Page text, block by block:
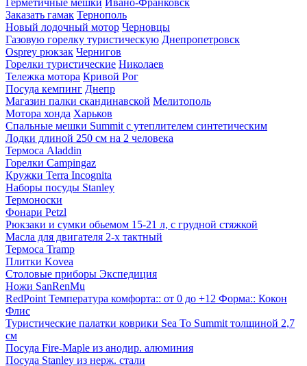
Заказать гамак Тернополь
Новый лодочный мотор Черновцы
Газовую горелку туристическую Днепропетровск
Osprey рюкзак Чернигов
Горелки туристические Николаев
Тележка мотора Кривой Рог
Посуда кемпинг Днепр
Магазин палки скандинавской Мелитополь
Мотора хонда Харьков
Спальные мешки Summit с утеплителем синтетическим
Лодки длиной 250 см на 2 человека
Термоса Aladdin
Горелки Campingaz
Кружки Terra Incognita
Наборы посуды Stanley
Термоноски
Фонари Petzl
Рюкзаки и сумки обьемом 15-21 л, с грудной стяжкой
Масла для двигателя 2-х тактный
Термоса Tramp
Плитки Kovea
Столовые приборы Экспедиция
Ножи SanRenMu
RedPoint Температура комфорта:: от 0 до +12 Форма:: Кокон
Флис
Туристические палатки коврики Sea To Summit толщиной 2,7
см
Посуда Fire-Maple из анодир. алюминия
Посуда Stanley из нерж. стали